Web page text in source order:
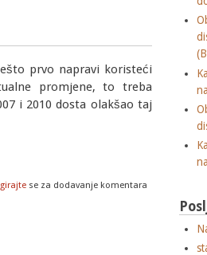
prvo napravi koristeći
promjene, to treba
i 2010 dosta olakšao taj
podataka iz Accessa u MS SQL Server
se za dodavanje komentara